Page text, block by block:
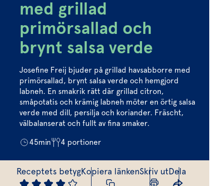
Dressing
Vinägrett
Örtolja
Kryddsmör
Örtsalt & rub
Oregano
Citronmeliss
Vårt sortiment
Våra färska örter
Vår sallat & gröna blad
Fixa vinägretten
Dressingen gör salladen
med grillad
primörsallad och
brynt salsa verde
Josefine Freij bjuder på grillad havsabborre med
primörsallad, brynt salsa verde och hemgjord
labneh. En smakrik rätt där grillad citron,
småpotatis och krämig labneh möter en örtig salsa
verde med dill, persilja och koriander. Fräscht,
välbalanserat och fullt av fina smaker.
45min 4 portioner
Receptets betygKopiera länkenSkriv utDela